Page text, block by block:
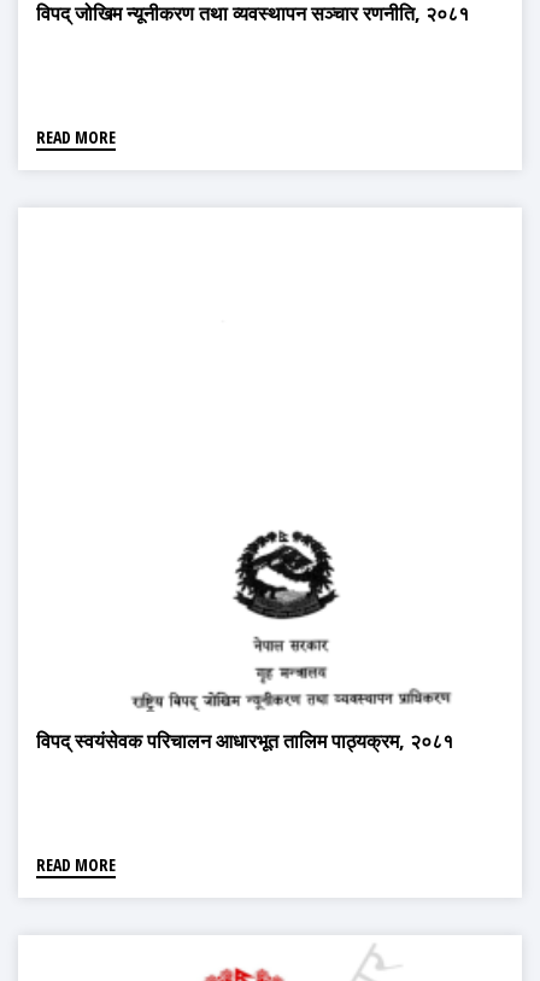
विपद् जोखिम न्यूनीकरण तथा व्यवस्थापन सञ्चार रणनीति, २०८१
READ MORE
विपद् स्वयंसेवक परिचालन आधारभूत तालिम पाठ्यक्रम, २०८१
READ MORE